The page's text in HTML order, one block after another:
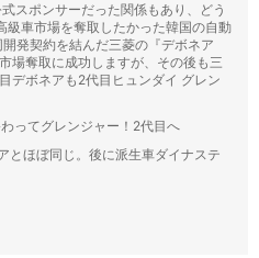
スポンサーだった関係もあり、どう
級車市場を奪取したかった韓国の自動
発契約を結んだ三菱の『デボネア
場奪取に成功しますが、その後も三
デボネアも2代目ヒュンダイ グレン
ってグレンジャー！2代目へ
とほぼ同じ。後に派生車ダイナステ